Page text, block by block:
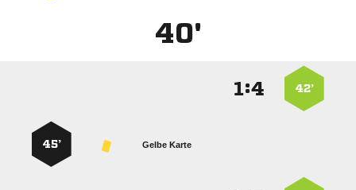
40'
42’
:
Gelbe Karte
45’